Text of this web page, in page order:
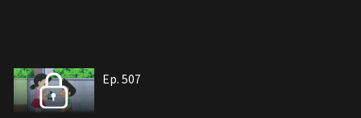
Ep. 507